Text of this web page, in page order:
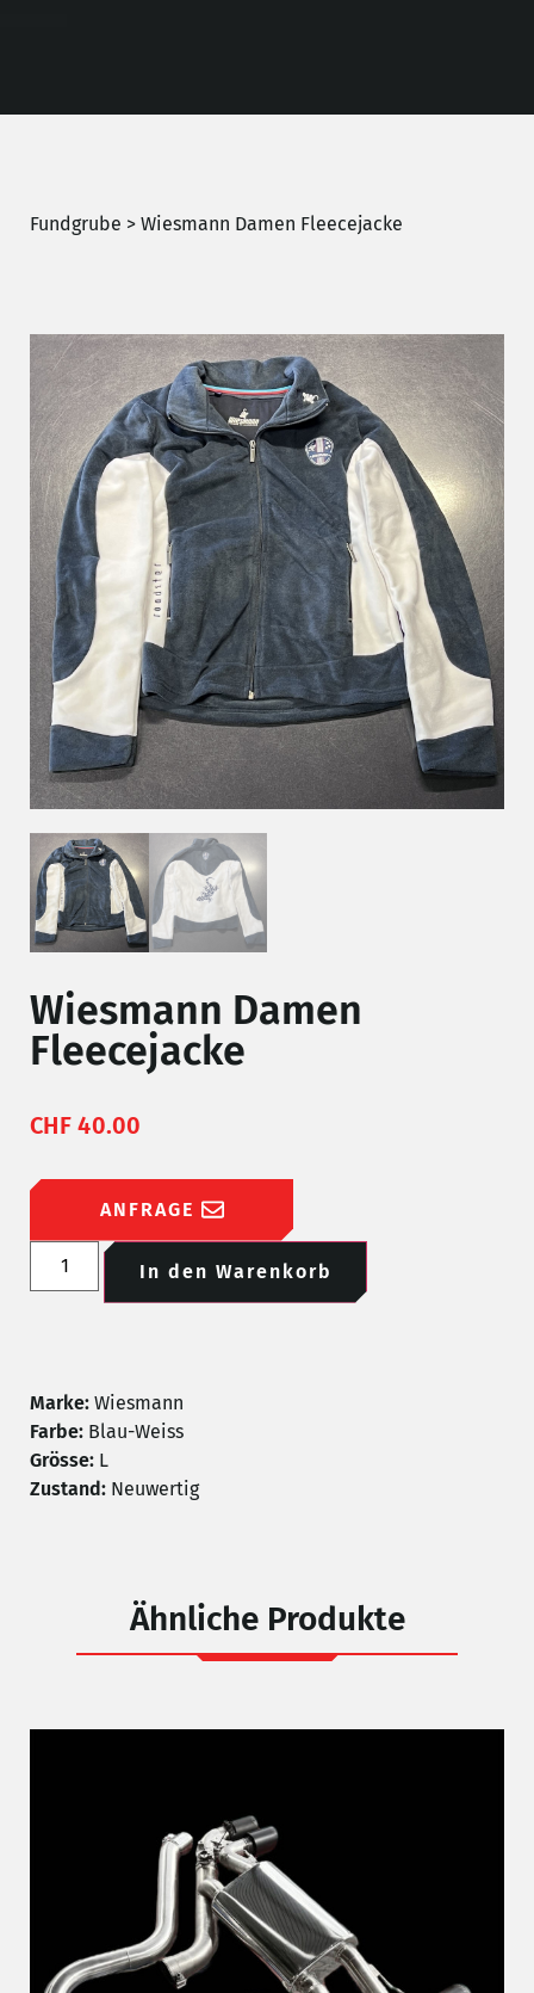
Fundgrube > Wiesmann Damen Fleecejacke
Wiesmann Damen
Fleecejacke
CHF40.00
ANFRAGE
In den Warenkorb
Marke: Wiesmann
Farbe: Blau-Weiss
Grösse: L
Zustand: Neuwertig
Ähnliche Produkte